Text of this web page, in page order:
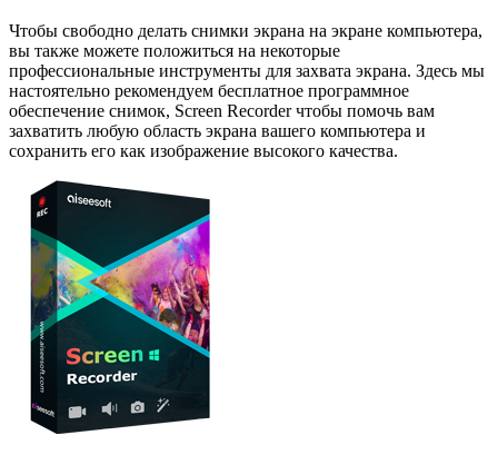
Чтобы свободно делать снимки экрана на экране компьютера,
вы также можете положиться на некоторые
профессиональные инструменты для захвата экрана. Здесь мы
настоятельно рекомендуем бесплатное программное
обеспечение снимок, Screen Recorder чтобы помочь вам
захватить любую область экрана вашего компьютера и
сохранить его как изображение высокого качества.